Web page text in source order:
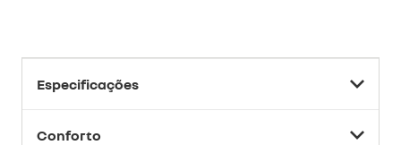
Especificações
Conforto